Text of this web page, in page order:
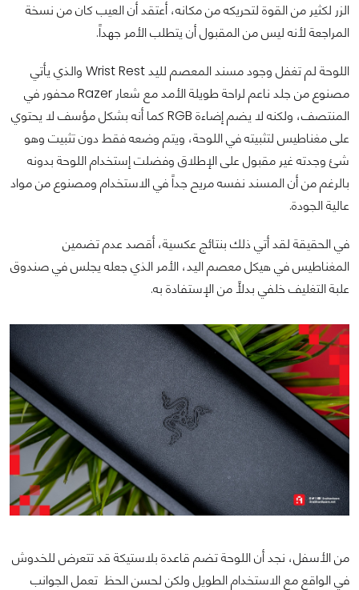
الزر لكثير من القوة لتحريكه من مكانه، أعتقد أن العيب كان من نسخة
المراجعة لأنه ليس من المقبول أن يتطلب الأمر جهداً.
اللوحة لم تغفل وجود مسند المعصم لليد Wrist Rest والذي يأتي
مصنوع من جلد ناعم لراحة طويلة الأمد مع شعار Razer محفور في
المنتصف، ولكنه لا يضم إضاءة RGB كما أنه بشكل مؤسف لا يحتوي
على مغناطيس لتثبيته في اللوحة، ويتم وضعه فقط دون تثبيت وهو
شئ وجدته غير مقبول على الإطلاق وفضلت إستخدام اللوحة بدونه
بالرغم من أن المسند نفسه مريح جداً في الاستخدام ومصنوع من مواد
عالية الجودة.
في الحقيقة لقد أتي ذلك بنتائج عكسية، أقصد عدم تضمين
المغناطيس في هيكل معصم اليد، الأمر الذي جعله يجلس في صندوق
علبة التغليف خلفي بدلأً من الإستفادة به.
من الأسفل، نجد أن اللوحة تضم قاعدة بلاستيكة قد تتعرض للخدوش
في الواقع مع الاستخدام الطويل ولكن لحسن الحظ تعمل الجوانب